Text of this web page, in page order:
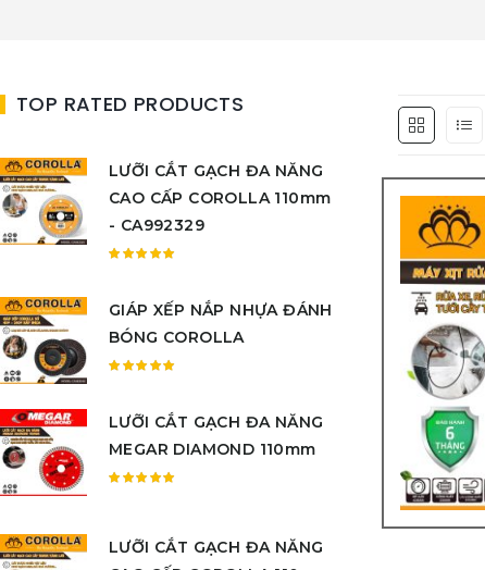
TOP RATED PRODUCTS
LƯỠI CẮT GẠCH ĐA NĂNG
CAO CẤP COROLLA 110mm
- CA992329
hạng
5.00 5
GIÁP XẾP NẮP NHỰA ĐÁNH
BÓNG COROLLA
hạng
5.005
LƯỠI CẮT GẠCH ĐA NĂNG
MEGAR DIAMOND 110mm
5.00 5
LƯỠI CẮT GẠCH ĐA NĂNG